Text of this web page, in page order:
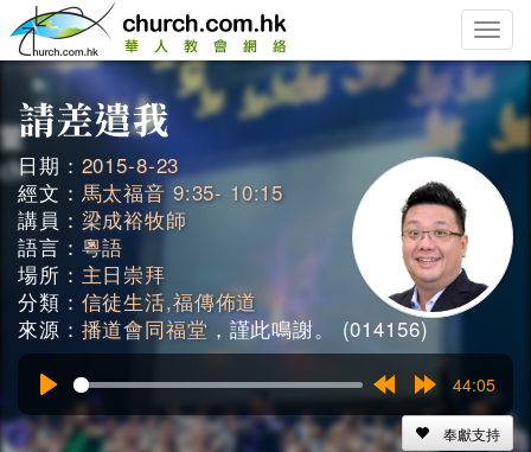
Toggle
日期： 2015-8-23
經文： 馬太福音 9:35- 10:15
講員： 梁成裕牧師
語言： 粵語
場所： 主日崇拜
分類： 信徒生活,福傳佈道
來源： 播道會同福堂 ，謹此鳴謝。 (014156)
Play
15s
Forward
15s
44:05
奉獻支持